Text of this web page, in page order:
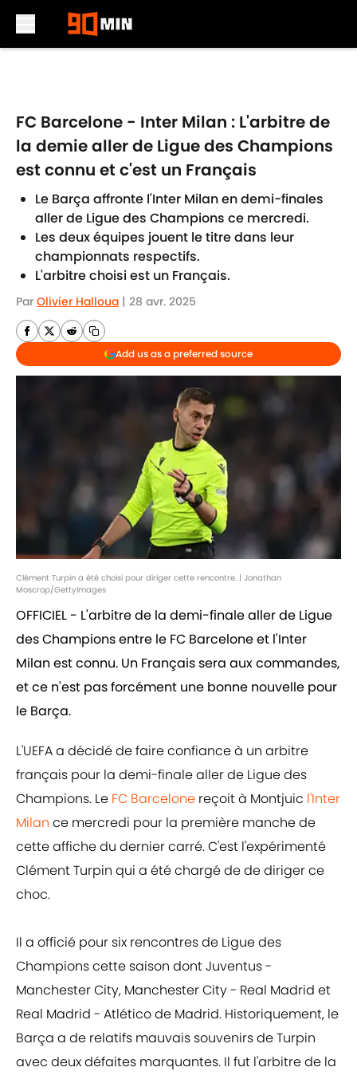
FC Barcelone - Inter Milan : L'arbitre de
la demie aller de Ligue des Champions
est connu et c'est un Français
Le Barça affronte l'Inter Milan en demi-finales
aller de Ligue des Champions ce mercredi.
Les deux équipes jouent le titre dans leur
championnats respectifs.
L'arbitre choisi est un Français.
Par Olivier Halloua | 28 avr. 2025
Add us as a preferred source
Clément Turpin a été choisi pour diriger cette rencontre. | Jonathan
Moscrop/GettyImages
OFFICIEL - L'arbitre de la demi-finale aller de Ligue
des Champions entre le FC Barcelone et l'Inter
Milan est connu. Un Français sera aux commandes,
et ce n'est pas forcément une bonne nouvelle pour
le Barça.
L'UEFA a décidé de faire confiance à un arbitre
français pour la demi-finale aller de Ligue des
Champions. Le FC Barcelone reçoit à Montjuic l'Inter
Milan ce mercredi pour la première manche de
cette affiche du dernier carré. C'est l'expérimenté
Clément Turpin qui a été chargé de de diriger ce
choc.
Il a officié pour six rencontres de Ligue des
Champions cette saison dont Juventus -
Manchester City, Manchester City - Real Madrid et
Real Madrid - Atlético de Madrid. Historiquement, le
Barça a de relatifs mauvais souvenirs de Turpin
avec deux défaites marquantes. Il fut l'arbitre de la